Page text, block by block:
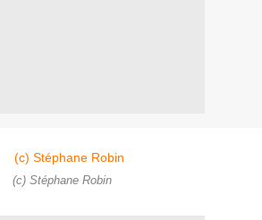
(c) Stéphane Robin